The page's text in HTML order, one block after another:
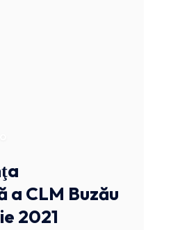
CLM Buzău
2021